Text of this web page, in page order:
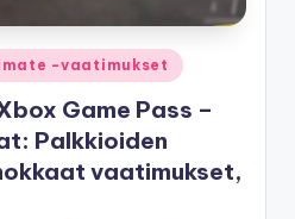
-vaatimukset
Game Pass –
Palkkioiden
vaatimukset,